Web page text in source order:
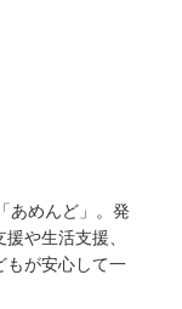
あめんど」。発
や生活支援、
もが安心して一